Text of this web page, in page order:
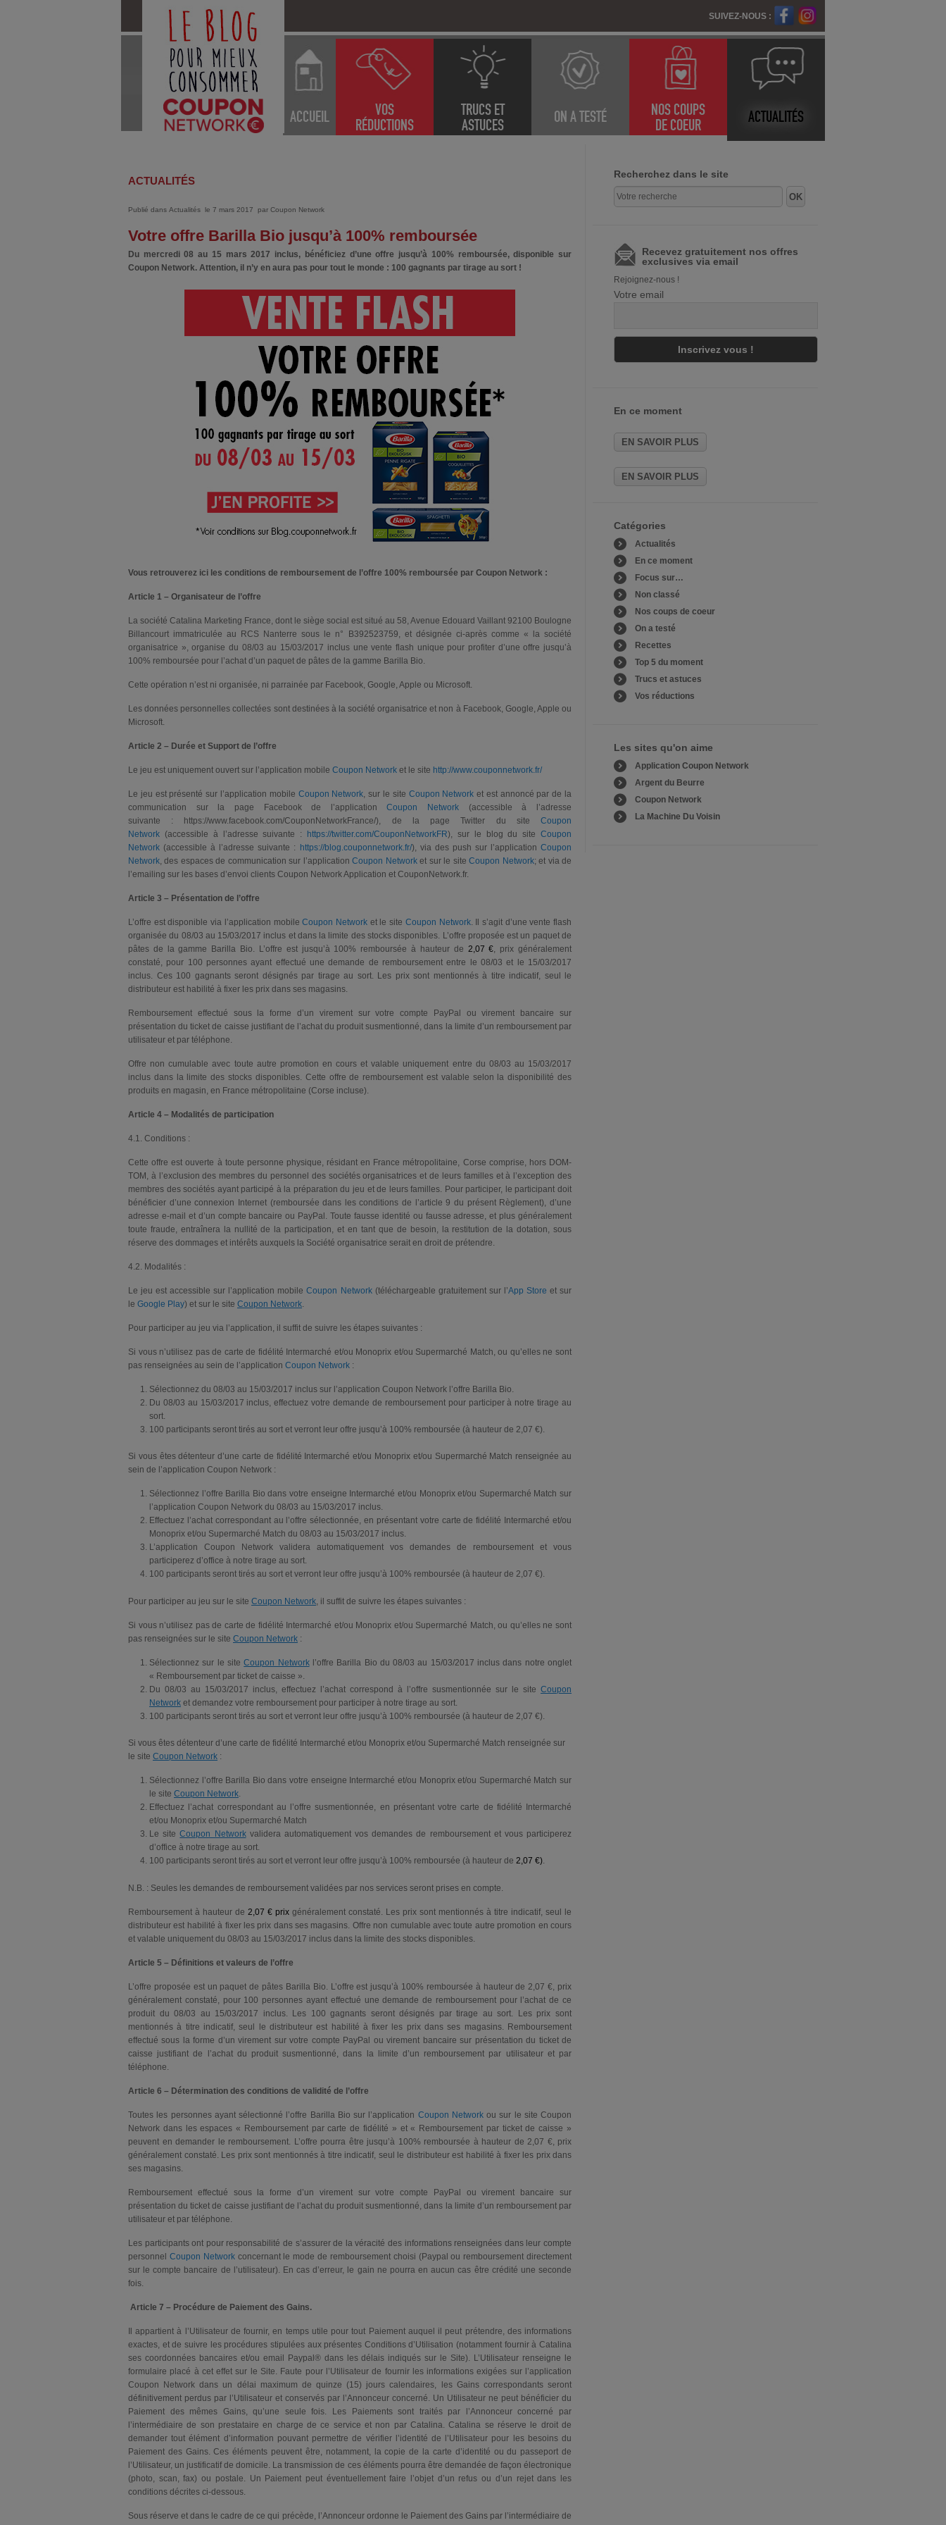
SUIVEZ-NOUS :
ACCUEIL
VOS
RÉDUCTIONS
TRUCS ET
ASTUCES
ON A TESTÉ
NOS COUPS
DE COEUR
ACTUALITÉS
ACTUALITÉS
Publié dans Actualités le 7 mars 2017 par Coupon Network
Votre offre Barilla Bio jusqu’à 100% remboursée
Du mercredi 08 au 15 mars 2017 inclus, bénéficiez d’une offre jusqu’à 100% remboursée, disponible sur
Coupon Network. Attention, il n’y en aura pas pour tout le monde : 100 gagnants par tirage au sort !
Vous retrouverez ici les conditions de remboursement de l’offre 100% remboursée par Coupon Network :
Article 1 – Organisateur de l’offre
La société Catalina Marketing France, dont le siège social est situé au 58, Avenue Edouard Vaillant 92100 Boulogne
Billancourt immatriculée au RCS Nanterre sous le n° B392523759, et désignée ci-après comme « la société
organisatrice », organise du 08/03 au 15/03/2017 inclus une vente flash unique pour profiter d’une offre jusqu’à
100% remboursée pour l’achat d’un paquet de pâtes de la gamme Barilla Bio.
Cette opération n’est ni organisée, ni parrainée par Facebook, Google, Apple ou Microsoft.
Les données personnelles collectées sont destinées à la société organisatrice et non à Facebook, Google, Apple ou
Microsoft.
Article 2 – Durée et Support de l’offre
Le jeu est uniquement ouvert sur l’application mobile Coupon Network et le site http://www.couponnetwork.fr/
Le jeu est présenté sur l’application mobile Coupon Network , sur le site Coupon Network et est annoncé par de la
communication sur la page Facebook de l’applicationCoupon Network (accessible à l’adresse
suivante : https://www.facebook.com/CouponNetworkFrance/), de la page Twitter du site Coupon
Network (accessible à l’adresse suivante : https://twitter.com/CouponNetworkFR), sur le blog du site Coupon
Network (accessible à l’adresse suivante : https://blog.couponnetwork.fr/), via des push sur l’application Coupon
Network , des espaces de communication sur l’applicationCoupon Networket sur le siteCoupon Network; et via de
l’emailing sur les bases d’envoi clients Coupon Network Application et CouponNetwork.fr.
Article 3 – Présentation de l’offre
L’offre est disponible via l’application mobileCoupon Networket le site Coupon Network. Il s’agit d’une vente flash
organisée du 08/03 au 15/03/2017 inclus et dans la limite des stocks disponibles. L’offre proposée est un paquet de
pâtes de la gamme Barilla Bio. L’offre est jusqu’à 100% remboursée à hauteur de 2,07 € , prix généralement
constaté, pour 100 personnes ayant effectué une demande de remboursement entre le 08/03 et le 15/03/2017
inclus. Ces 100 gagnants seront désignés par tirage au sort. Les prix sont mentionnés à titre indicatif, seul le
distributeur est habilité à fixer les prix dans ses magasins.
Remboursement effectué sous la forme d’un virement sur votre compte PayPal ou virement bancaire sur
présentation du ticket de caisse justifiant de l’achat du produit susmentionné, dans la limite d’un remboursement par
utilisateur et par téléphone.
Offre non cumulable avec toute autre promotion en cours et valable uniquement entre du 08/03 au 15/03/2017
inclus dans la limite des stocks disponibles. Cette offre de remboursement est valable selon la disponibilité des
produits en magasin, en France métropolitaine (Corse incluse).
Article 4 – Modalités de participation
4.1. Conditions :
Cette offre est ouverte à toute personne physique, résidant en France métropolitaine, Corse comprise, hors DOM-
TOM, à l’exclusion des membres du personnel des sociétés organisatrices et de leurs familles et à l’exception des
membres des sociétés ayant participé à la préparation du jeu et de leurs familles. Pour participer, le participant doit
bénéficier d’une connexion Internet (remboursée dans les conditions de l’article 9 du présent Règlement), d’une
adresse e-mail et d’un compte bancaire ou PayPal. Toute fausse identité ou fausse adresse, et plus généralement
toute fraude, entraînera la nullité de la participation, et en tant que de besoin, la restitution de la dotation, sous
réserve des dommages et intérêts auxquels la Société organisatrice serait en droit de prétendre.
4.2. Modalités :
Le jeu est accessible sur l’application mobileCoupon Network(téléchargeable gratuitement sur l’App Store et sur
le Google Play) et sur le site Coupon Network
Pour participer au jeu via l’application, il suffit de suivre les étapes suivantes :
Si vous n’utilisez pas de carte de fidélité Intermarché et/ou Monoprix et/ou Supermarché Match, ou qu’elles ne sont
pas renseignées au sein de l’application Coupon Network :
Sélectionnez du 08/03 au 15/03/2017 inclus sur l’application Coupon Network l’offre Barilla Bio.
Du 08/03 au 15/03/2017 inclus, effectuez votre demande de remboursement pour participer à notre tirage au
sort.
100 participants seront tirés au sort et verront leur offre jusqu’à 100% remboursée (à hauteur de 2,07 €).
Si vous êtes détenteur d’une carte de fidélité Intermarché et/ou Monoprix et/ou Supermarché Match renseignée au
sein de l’application Coupon Network :
Sélectionnez l’offre Barilla Bio dans votre enseigne Intermarché et/ou Monoprix et/ou Supermarché Match sur
l’application Coupon Network du 08/03 au 15/03/2017 inclus.
Effectuez l’achat correspondant au l’offre sélectionnée, en présentant votre carte de fidélité Intermarché et/ou
Monoprix et/ou Supermarché Match du 08/03 au 15/03/2017 inclus.
L’application Coupon Network validera automatiquement vos demandes de remboursement et vous
participerez d’office à notre tirage au sort.
100 participants seront tirés au sort et verront leur offre jusqu’à 100% remboursée (à hauteur de 2,07 €).
Pour participer au jeu sur le site Coupon Network , il suffit de suivre les étapes suivantes :
Si vous n’utilisez pas de carte de fidélité Intermarché et/ou Monoprix et/ou Supermarché Match, ou qu’elles ne sont
pas renseignées sur le site Coupon Network :
Sélectionnez sur le siteCoupon Networkl’offre Barilla Bio du 08/03 au 15/03/2017 inclus dans notre onglet
« Remboursement par ticket de caisse ».
Du 08/03 au 15/03/2017 inclus, effectuez l’achat correspond à l’offre susmentionnée sur le site Coupon
Network et demandez votre remboursement pour participer à notre tirage au sort.
100 participants seront tirés au sort et verront leur offre jusqu’à 100% remboursée (à hauteur de 2,07 €).
Si vous êtes détenteur d’une carte de fidélité Intermarché et/ou Monoprix et/ou Supermarché Match renseignée sur
le site Coupon Network :
Sélectionnez l’offre Barilla Bio dans votre enseigne Intermarché et/ou Monoprix et/ou Supermarché Match sur
le site Coupon Network.
Effectuez l’achat correspondant au l’offre susmentionnée, en présentant votre carte de fidélité Intermarché
et/ou Monoprix et/ou Supermarché Match
Le siteCoupon Networkvalidera automatiquement vos demandes de remboursement et vous participerez
d’office à notre tirage au sort.
100 participants seront tirés au sort et verront leur offre jusqu’à 100% remboursée (à hauteur de 2,07 €).
N.B. : Seules les demandes de remboursement validées par nos services seront prises en compte.
Remboursement à hauteur de 2,07 € prix généralement constaté. Les prix sont mentionnés à titre indicatif, seul le
distributeur est habilité à fixer les prix dans ses magasins. Offre non cumulable avec toute autre promotion en cours
et valable uniquement du 08/03 au 15/03/2017 inclus dans la limite des stocks disponibles.
Article 5 – Définitions et valeurs de l’offre
L’offre proposée est un paquet de pâtes Barilla Bio. L’offre est jusqu’à 100% remboursée à hauteur de 2,07 €, prix
généralement constaté, pour 100 personnes ayant effectué une demande de remboursement pour l’achat de ce
produit du 08/03 au 15/03/2017 inclus. Les 100 gagnants seront désignés par tirage au sort. Les prix sont
mentionnés à titre indicatif, seul le distributeur est habilité à fixer les prix dans ses magasins. Remboursement
effectué sous la forme d’un virement sur votre compte PayPal ou virement bancaire sur présentation du ticket de
caisse justifiant de l’achat du produit susmentionné, dans la limite d’un remboursement par utilisateur et par
téléphone.
Article 6 – Détermination des conditions de validité de l’offre
Toutes les personnes ayant sélectionné l’offre Barilla Bio sur l’application Coupon Networkou sur le site Coupon
Network dans les espaces « Remboursement par carte de fidélité » et « Remboursement par ticket de caisse »
peuvent en demander le remboursement. L’offre pourra être jusqu’à 100% remboursée à hauteur de 2,07 €, prix
généralement constaté. Les prix sont mentionnés à titre indicatif, seul le distributeur est habilité à fixer les prix dans
ses magasins.
Remboursement effectué sous la forme d’un virement sur votre compte PayPal ou virement bancaire sur
présentation du ticket de caisse justifiant de l’achat du produit susmentionné, dans la limite d’un remboursement par
utilisateur et par téléphone.
Les participants ont pour responsabilité de s’assurer de la véracité des informations renseignées dans leur compte
personnel Coupon Networkconcernant le mode de remboursement choisi (Paypal ou remboursement directement
sur le compte bancaire de l’utilisateur). En cas d’erreur, le gain ne pourra en aucun cas être crédité une seconde
fois.
Article 7 – Procédure de Paiement des Gains.
Il appartient à l’Utilisateur de fournir, en temps utile pour tout Paiement auquel il peut prétendre, des informations
exactes, et de suivre les procédures stipulées aux présentes Conditions d’Utilisation (notamment fournir à Catalina
ses coordonnées bancaires et/ou email Paypal® dans les délais indiqués sur le Site). L’Utilisateur renseigne le
formulaire placé à cet effet sur le Site. Faute pour l’Utilisateur de fournir les informations exigées sur l’application
Coupon Network dans un délai maximum de quinze (15) jours calendaires, les Gains correspondants seront
définitivement perdus par l’Utilisateur et conservés par l’Annonceur concerné. Un Utilisateur ne peut bénéficier du
Paiement des mêmes Gains, qu’une seule fois. Les Paiements sont traités par l’Annonceur concerné par
l’intermédiaire de son prestataire en charge de ce service et non par Catalina. Catalina se réserve le droit de
demander tout élément d’information pouvant permettre de vérifier l’identité de l’Utilisateur pour les besoins du
Paiement des Gains. Ces éléments peuvent être, notamment, la copie de la carte d’identité ou du passeport de
l’Utilisateur, un justificatif de domicile. La transmission de ces éléments pourra être demandée de façon électronique
(photo, scan, fax) ou postale. Un Paiement peut éventuellement faire l’objet d’un refus ou d’un rejet dans les
conditions décrites ci-dessous.
Sous réserve et dans le cadre de ce qui précède, l’Annonceur ordonne le Paiement des Gains par l’intermédiaire de
Recherchez dans le site
Recevez gratuitement nos offres
exclusives via email
Rejoignez-nous !
Votre email
En ce moment
EN SAVOIR PLUS
EN SAVOIR PLUS
Catégories
Actualités
En ce moment
Focus sur…
Non classé
Nos coups de coeur
On a testé
Recettes
Top 5 du moment
Trucs et astuces
Vos réductions
Les sites qu'on aime
Application Coupon Network
Argent du Beurre
Coupon Network
La Machine Du Voisin